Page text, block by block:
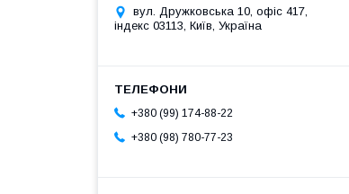
вул. Дружковська 10, офіс 417,
індекс 03113, Київ, Україна
+380 (99) 174-88-22
+380 (98) 780-77-23